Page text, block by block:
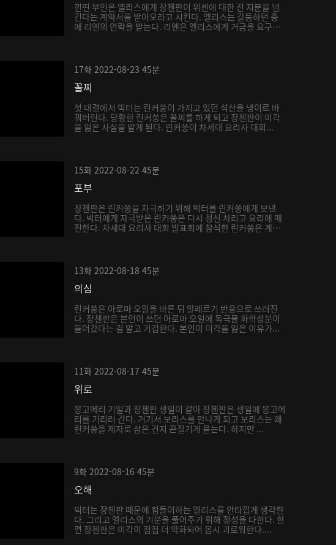
낀띤 부인은 엘리스에게 장첸판이 위셴에 대한 전 지분을 넘
긴다는 계약서를 받아오라고 시킨다. 엘리스는 갈등하던 중
에 리옌의 연락을 받는다. 리옌은 엘리스에게 거금을 요구
17화 2022-08-23 45분
꼴찌
첫 대결에서 빅터는 린커쑹이 가지고 있던 석산을 냉이로 바
꿔버린다. 당황한 린커쑹은 꼴찌를 하게 되고 장첸판이 미각
을 잃은 사실을 알게 된다. 린커쑹이 차세대 요리사 대회...
15화 2022-08-22 45분
포부
장첸판은 린커쑹을 자극하기 위해 빅터를 린커쑹에게 보낸
다. 빅터에게 자극받은 린커쑹은 다시 정신 차리고 요리에 매
진한다. 차세대 요리사 대회 발표회에 참석한 린커쑹은 계
13화 2022-08-18 45분
의심
린커쑹은 아로마 오일을 바른 뒤 알레르기 반응으로 쓰러진
다. 장첸판은 본인이 쓰던 아로마 오일에 독극물 화학성분이
들어갔다는 걸 알고 기겁한다. 본인이 미각을 잃은 이유가...
11화 2022-08-17 45분
위로
몽고메리 기일과 장첸판 생일이 같아 장첸판은 생일에 몽고메
리를 기리러 간다. 거기서 보리스를 만나게 되고 보리스는 왜
린커쑹을 제자로 삼은 건지 끈질기게 묻는다. 하지만 ...
9화 2022-08-16 45분
오해
빅터는 장첸판 때문에 힘들어하는 엘리스를 안타깝게 생각한
다. 그리고 엘리스의 기분을 풀어주기 위해 정성을 다한다. 한
편 장첸판은 미각이 점점 더 악화되어 몹시 괴로워한다....